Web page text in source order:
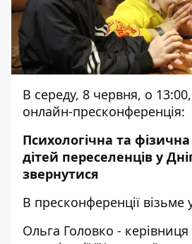
В середу, 8 червня, о 13:00,
онлайн-пресконференція:
Психологічна та
дітей переселенців у
звернутися
В пресконференції візьме
Ольга Головко -